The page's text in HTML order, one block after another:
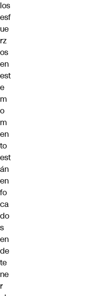
los
esf
ue
rz
os
en
est
e
m
o
m
en
to
est
án
en
fo
ca
do
s
en
de
te
ne
r